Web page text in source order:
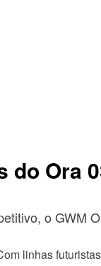
do Ora
o GWM
linhas